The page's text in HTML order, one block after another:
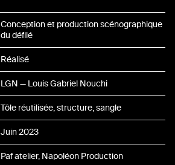
Conception et production scénographique
du défilé
Réalisé
LGN — Louis Gabriel Nouchi
Tôle réutilisée, structure, sangle
Juin 2023
Paf atelier, Napoléon Production